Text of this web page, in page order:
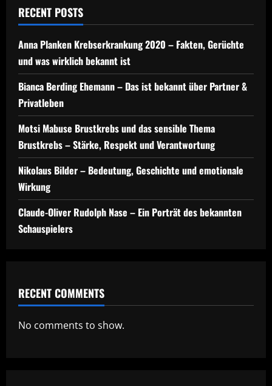
RECENT POSTS
Anna Planken Krebserkrankung 2020 – Fakten, Gerüchte
und was wirklich bekannt ist
Bianca Berding Ehemann – Das ist bekannt über Partner &
Privatleben
Motsi Mabuse Brustkrebs und das sensible Thema
Brustkrebs – Stärke, Respekt und Verantwortung
Nikolaus Bilder – Bedeutung, Geschichte und emotionale
Wirkung
Claude-Oliver Rudolph Nase – Ein Porträt des bekannten
Schauspielers
RECENT COMMENTS
No comments to show.